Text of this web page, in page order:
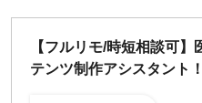
【フルリモ/時短相談可
テンツ制作アシスタント！